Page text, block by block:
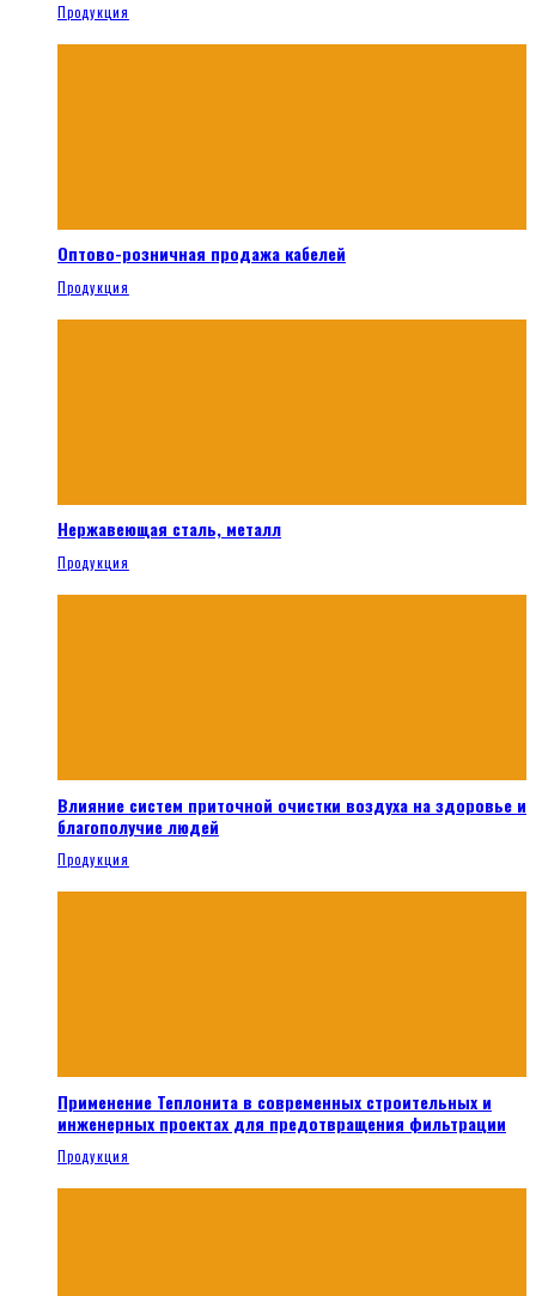
Продукция
Оптово-розничная продажа кабелей
Продукция
Нержавеющая сталь, металл
Продукция
Влияние систем приточной очистки воздуха на здоровье и
благополучие людей
Продукция
Применение Теплонита в современных строительных и
инженерных проектах для предотвращения фильтрации
Продукция